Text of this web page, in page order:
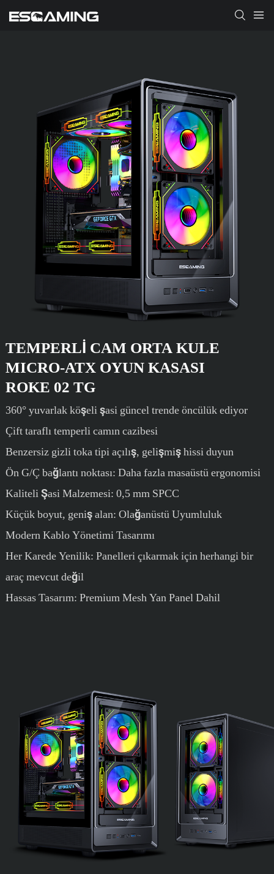
TEMPERLI CAM ORTA KULE
MICRO-ATX OYUN KASASI
ROKE 02 TG
360° yuvarlak köşeli şasi güncel trende öncülük ediyor
Çift taraflı temperli camın cazibesi
Benzersiz gizli toka tipi açılış, gelişmiş hissi duyun
Ön G/Ç bağlantı noktası: Daha fazla masaüstü ergonomisi
Kaliteli Şasi Malzemesi: 0,5 mm SPCC
Küçük boyut, geniş alan: Olağanüstü Uyumluluk
Modern Kablo Yönetimi Tasarımı
Her Karede Yenilik: Panelleri çıkarmak için herhangi bir
araç mevcut değil
Hassas Tasarım: Premium Mesh Yan Panel Dahil